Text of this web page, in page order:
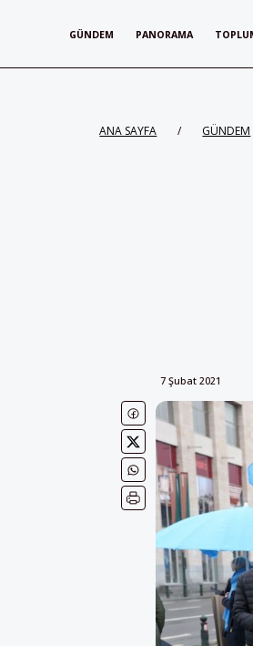
GÜNDEM PANORAMA
ANA SAYFA / GÜNDEM
7 Şubat 2021